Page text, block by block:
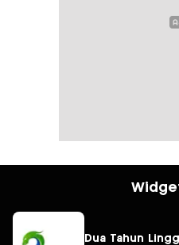
Dua Tahun